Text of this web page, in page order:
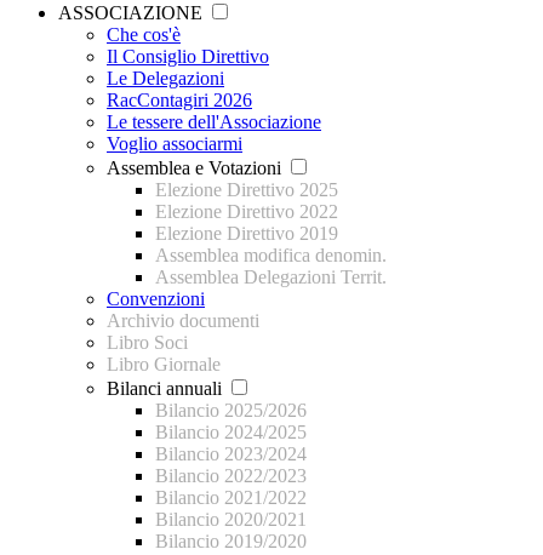
ASSOCIAZIONE
Che cos'è
Il Consiglio Direttivo
Le Delegazioni
RacContagiri 2026
Le tessere dell'Associazione
Voglio associarmi
Assemblea e Votazioni
Elezione Direttivo 2025
Elezione Direttivo 2022
Elezione Direttivo 2019
Assemblea modifica denomin.
Assemblea Delegazioni Territ.
Convenzioni
Archivio documenti
Libro Soci
Libro Giornale
Bilanci annuali
Bilancio 2025/2026
Bilancio 2024/2025
Bilancio 2023/2024
Bilancio 2022/2023
Bilancio 2021/2022
Bilancio 2020/2021
Bilancio 2019/2020